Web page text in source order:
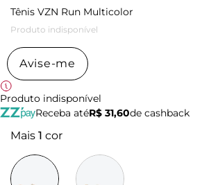
Tênis VZN Run Multicolor
Produto indisponível
Avise-me
Produto indisponível
Receba atéR$ 31,60de cashback
Mais 1 cor